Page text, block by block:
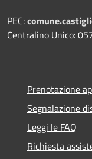
PEC:
Centralino Unico:
Prenotazione
Segnalazione
Leggi le FAQ
Richiesta